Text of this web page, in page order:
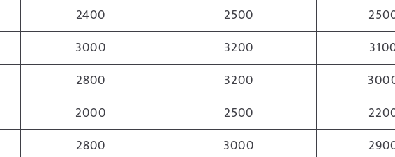
2400 2500
3000 3200
2800 3200
2000 2500
2800 3000